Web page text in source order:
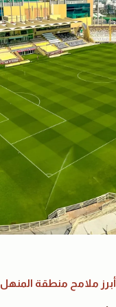
أبرز ملامح منطقة المنهل